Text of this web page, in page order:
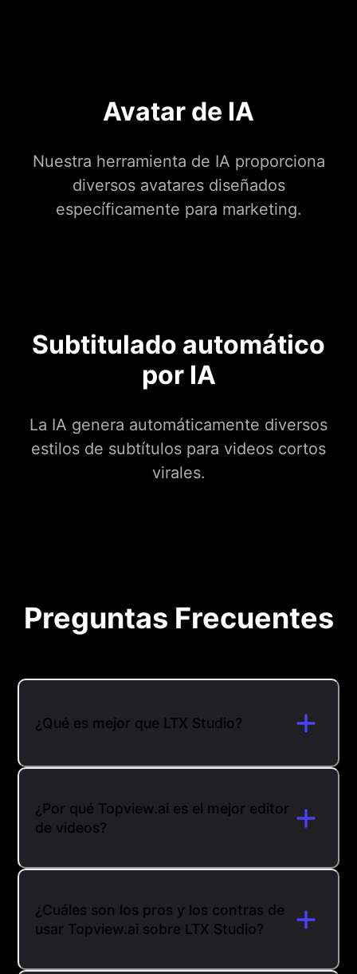
Avatar de IA
Nuestra herramienta de IA proporciona
diversos avatares diseñados
específicamente para marketing.
Subtitulado automático
por IA
La IA genera automáticamente diversos
estilos de subtítulos para videos cortos
virales.
Preguntas Frecuentes
¿Qué es mejor que LTX Studio?
¿Por qué Topview.ai es el mejor editor
de videos?
¿Cuáles son los pros y los contras de
usar Topview.ai sobre LTX Studio?